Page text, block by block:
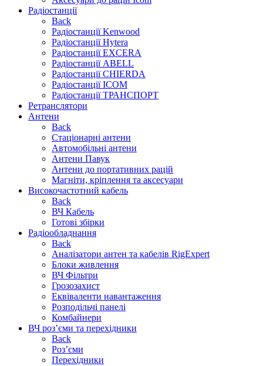
Радіостанції
Back
Радіостанції Kenwood
Радіостанції Hytera
Радіостанції EXCERA
Радіостанції ABELL
Радіостанції CHIERDA
Радіостанції ICOM
Радіостанції ТРАНСПОРТ
Ретранслятори
Антени
Back
Стаціонарні антени
Автомобільні антени
Антени Павук
Антени до портативних рацій
Магніти, кріплення та аксесуари
Високочастотний кабель
Back
ВЧ Кабель
Готові збірки
Радіообладнання
Back
Аналізатори антен та кабелів RigExpert
Блоки живлення
ВЧ Фільтри
Грозозахист
Еквіваленти навантаження
Розподільчі панелі
Комбайнери
ВЧ роз’єми та перехідники
Back
Роз’єми
Перехідники